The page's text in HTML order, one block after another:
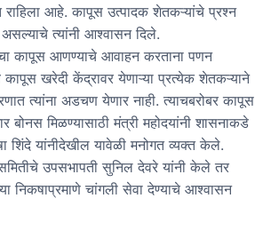
राहिला आहे. कापूस उत्पादक शेतकऱ्यांचे प्रश्न
असल्याचे त्यांनी आश्वासन दिले.
कापूस आणण्याचे आवाहन करताना पणन
खरेदी केंद्रावर येणाऱ्या प्रत्येक शेतकऱ्याने
त्यांना अडचण येणार नाही. त्याचबरोबर कापूस
बोनस मिळण्यासाठी मंत्री महोदयांनी शासनाकडे
शिंदे यांनीदेखील यावेळी मनोगत व्यक्त केले.
उपसभापती सुनिल देवरे यांनी केले तर
निकषाप्रमाणे चांगली सेवा देण्याचे आश्वासन